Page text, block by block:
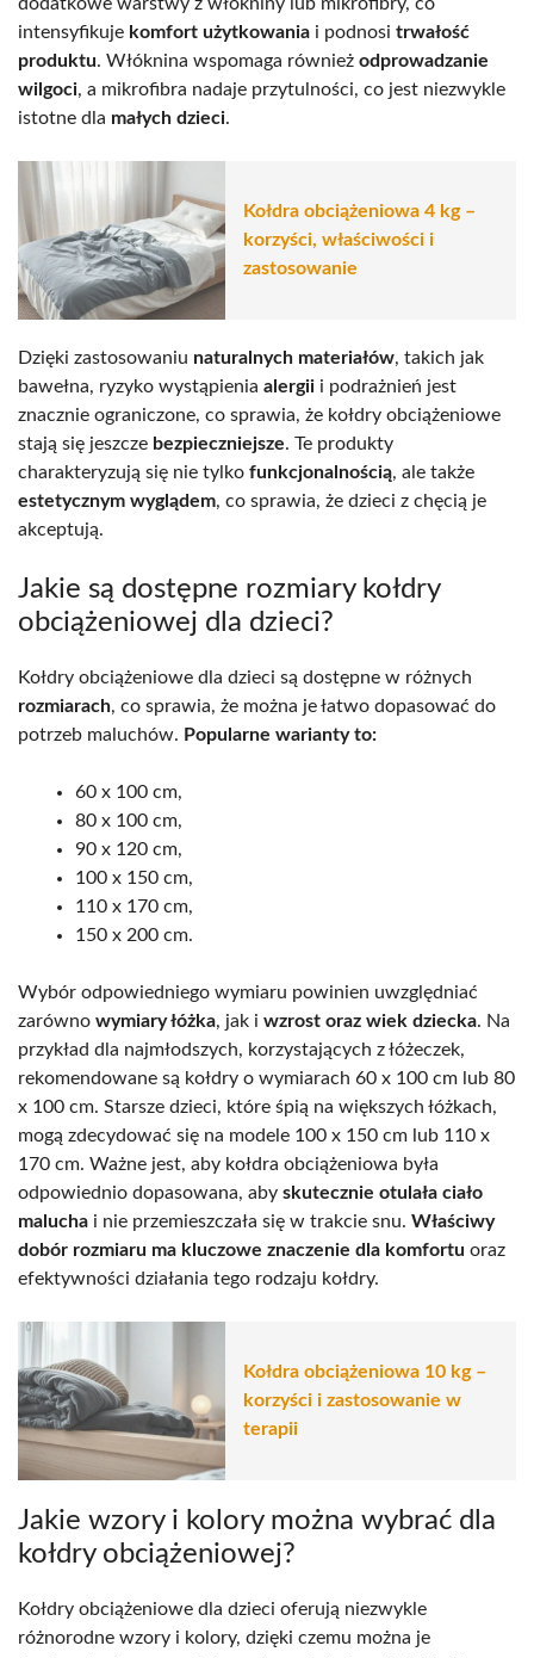
intensyfikuje komfort użytkowania i podnosi trwałość
produktu. Włóknina wspomaga również odprowadzanie
wilgoci, a mikrofibra nadaje przytulności, co jest niezwykle
istotne dla małych dzieci.
Kołdra obciążeniowa 4 kg –
korzyści, właściwości i
zastosowanie
Dzięki zastosowaniu naturalnych materiałów, takich jak
bawełna, ryzyko wystąpienia alergii i podrażnień jest
znacznie ograniczone, co sprawia, że kołdry obciążeniowe
stają się jeszcze bezpieczniejsze. Te produkty
charakteryzują się nie tylko funkcjonalnością, ale także
estetycznym wyglądem, co sprawia, że dzieci z chęcią je
akceptują.
Jakie są dostępne rozmiary kołdry
obciążeniowej dla dzieci?
Kołdry obciążeniowe dla dzieci są dostępne w różnych
rozmiarach, co sprawia, że można je łatwo dopasować do
potrzeb maluchów. Popularne warianty to:
60 x 100 cm,
80 x 100 cm,
90 x 120 cm,
100 x 150 cm,
110 x 170 cm,
150 x 200 cm.
Wybór odpowiedniego wymiaru powinien uwzględniać
zarówno wymiary łóżka, jak i wzrost oraz wiek dziecka. Na
przykład dla najmłodszych, korzystających z łóżeczek,
rekomendowane są kołdry o wymiarach 60 x 100 cm lub 80
x 100 cm. Starsze dzieci, które śpią na większych łóżkach,
mogą zdecydować się na modele 100 x 150 cm lub 110 x
170 cm. Ważne jest, aby kołdra obciążeniowa była
odpowiednio dopasowana, aby skutecznie otulała ciało
malucha i nie przemieszczała się w trakcie snu. Właściwy
dobór rozmiaru ma kluczowe znaczenie dla komfortu oraz
efektywności działania tego rodzaju kołdry.
Kołdra obciążeniowa 10 kg –
korzyści i zastosowanie w
terapii
Jakie wzory i kolory można wybrać dla
kołdry obciążeniowej?
Kołdry obciążeniowe dla dzieci oferują niezwykle
różnorodne wzory i kolory, dzięki czemu można je